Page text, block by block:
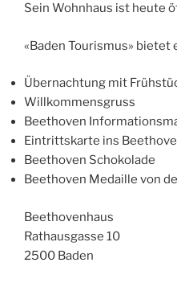
Sein Wohnhaus ist heute
«Baden Tourismus» bietet
Übernachtung mit
Willkommensgruss
Beethoven
Eintrittskarte ins
Beethoven Schokolade
Beethoven Medaille von
Beethovenhaus
Rathausgasse 10
2500 Baden